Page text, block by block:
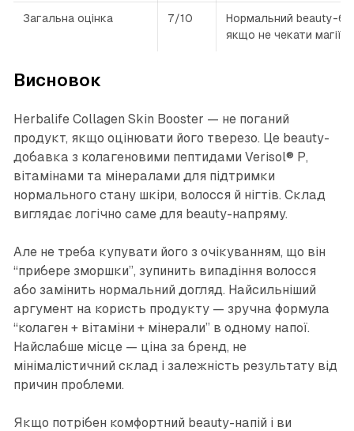
Загальна оцінка 7/10
Нормальний beauty-
якщо не чекати магії.
Висновок
Herbalife Collagen Skin Booster — не поганий
продукт, якщо оцінювати його тверезо. Це beauty-
добавка з колагеновими пептидами Verisol® P,
вітамінами та мінералами для підтримки
нормального стану шкіри, волосся й нігтів. Склад
виглядає логічно саме для beauty-напряму.
Але не треба купувати його з очікуванням, що він
“прибере зморшки”, зупинить випадіння волосся
або замінить нормальний догляд. Найсильніший
аргумент на користь продукту — зручна формула
“колаген + вітаміни + мінерали” в одному напої.
Найслабше місце — ціна за бренд, не
мінімалістичний склад і залежність результату від
причин проблеми.
Якщо потрібен комфортний beauty-напій і ви